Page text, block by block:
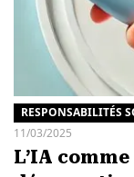
RESPONSABILITÉS
11/03/2025
L’IA